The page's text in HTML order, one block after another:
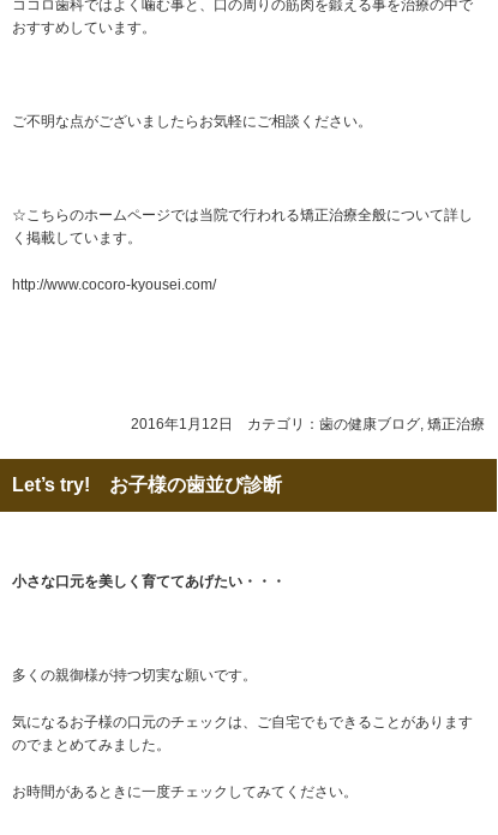
ココロ歯科ではよく噛む事と、口の周りの筋肉を鍛える事を治療の中で
おすすめしています。
ご不明な点がございましたらお気軽にご相談ください。
☆こちらのホームページでは当院で行われる矯正治療全般について詳し
く掲載しています。
http://www.cocoro-kyousei.com/
2016年1月12日 カテゴリ： 歯の健康ブログ, 矯正治療
Let’s try! お子様の歯並び診断
小さな口元を美しく育ててあげたい・・・
多くの親御様が持つ切実な願いです。
気になるお子様の口元のチェックは、ご自宅でもできることがあります
のでまとめてみました。
お時間があるときに一度チェックしてみてください。